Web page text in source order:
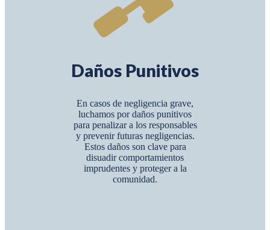
Daños Punitivos
En casos de negligencia grave,
luchamos por daños punitivos
para penalizar a los responsables
y prevenir futuras negligencias.
Estos daños son clave para
disuadir comportamientos
imprudentes y proteger a la
comunidad.